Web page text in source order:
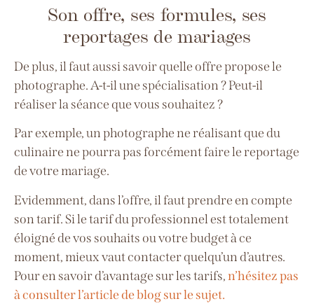
Son offre, ses formules, ses
reportages de mariages
De plus, il faut aussi savoir quelle offre propose le
photographe. A-t-il une spécialisation ? Peut-il
réaliser la séance que vous souhaitez ?
Par exemple, un photographe ne réalisant que du
culinaire ne pourra pas forcément faire le reportage
de votre mariage.
Evidemment, dans l’offre, il faut prendre en compte
son tarif. Si le tarif du professionnel est totalement
éloigné de vos souhaits ou votre budget à ce
moment, mieux vaut contacter quelqu’un d’autres.
Pour en savoir d’avantage sur les tarifs,n’hésitez pas
à consulter l’article de blog sur le sujet.